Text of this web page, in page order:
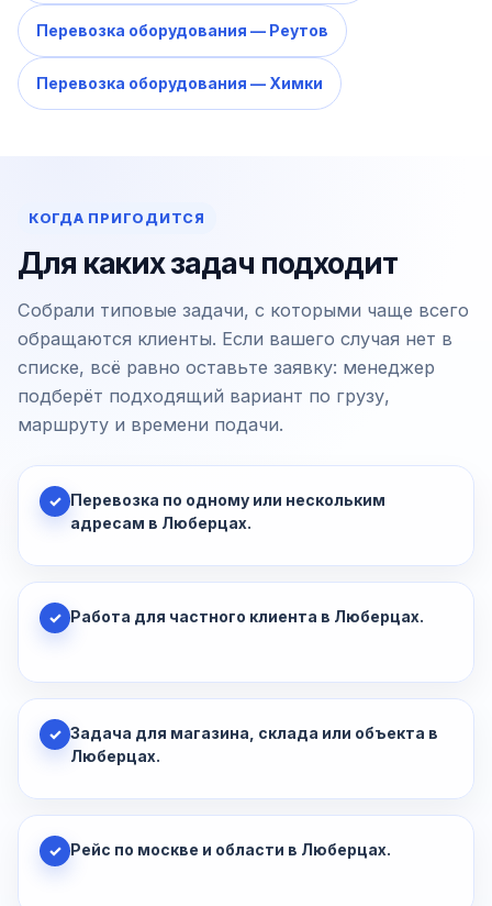
Перевозка оборудования — Реутов
Перевозка оборудования — Химки
КОГДА ПРИГОДИТСЯ
Для каких задач подходит
Собрали типовые задачи, с которыми чаще всего
обращаются клиенты. Если вашего случая нет в
списке, всё равно оставьте заявку: менеджер
подберёт подходящий вариант по грузу,
маршруту и времени подачи.
✓ Перевозка по одному или нескольким
адресам в Люберцах.
✓ Работа для частного клиента в Люберцах.
✓ Задача для магазина, склада или объекта в
Люберцах.
✓ Рейс по москве и области в Люберцах.